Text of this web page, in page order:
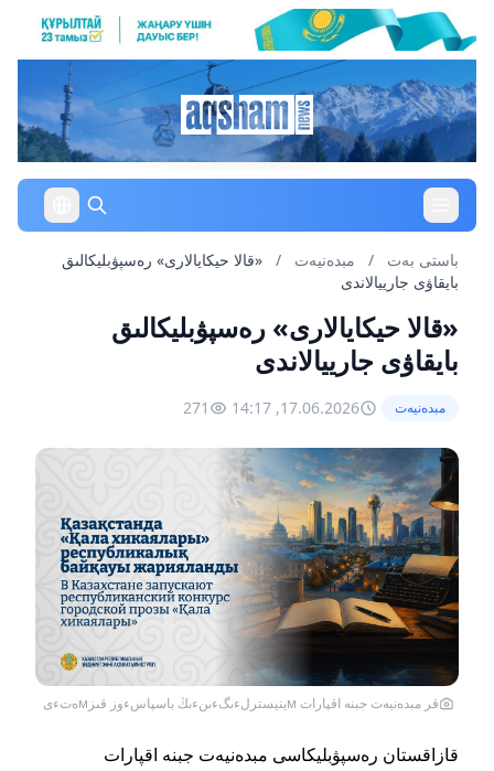
باستى بەت / مبدەنيەت /
«قالا حيكايالارى» رەسپۋبليكالىق
بايقاۋى جارييالاندى
«قالا حيكايالارى» رەسپۋبليكالىق
بايقاۋى جارييالاندى
مبدەنيەت 17.06.2026, 14:17
271
قر مبدەنيەت جبنە اقپارات мينيسترلءىگءىنءىڭ باسپاسءوز قىزмەتءى
قازاقستان رەسپۋبليكاسى مبدەنيەت جبنە اقپارات